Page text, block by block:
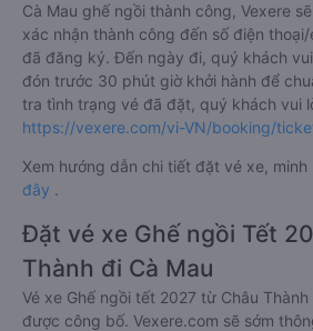
Cà Mau ghế ngồi thành công, Vexere
xác nhận thành công đến số điện
đã đăng ký. Đến ngày đi, quý khách
đón trước 30 phút giờ khởi hành để
tra tình trạng vé đã đặt, quý khách vui
https://vexere.com/vi-VN/booking/
Xem hướng dẫn chi tiết đặt vé xe, minh
đây .
Đặt vé xe Ghế ngồi Tết
Thành đi Cà Mau
Vé xe Ghế ngồi tết 2027 từ Châu
được công bố. Vexere.com sẽ sớm